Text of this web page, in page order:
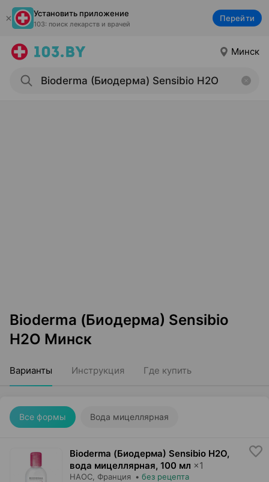
Установить приложение
103: поиск лекарств и врачей
Перейти
Минск
Bioderma (Биодерма) Sensibio
H2O Минск
Варианты Инструкция Где купить
Все формы Вода мицеллярная
Bioderma (Биодерма) Sensibio H2O,
вода мицеллярная, 100 мл ×1
НАОС , Франция • без рецепта